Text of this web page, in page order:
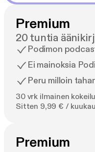
Premium
20 tuntia
Podimon
Ei mainoksia
Peru milloin
30 vrk ilmainen kokeilu
Sitten 9,99 € /
Premium